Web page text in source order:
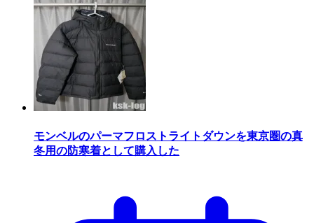
モンベルのパーマフロストライトダウンを東京圏の真
冬用の防寒着として購入した